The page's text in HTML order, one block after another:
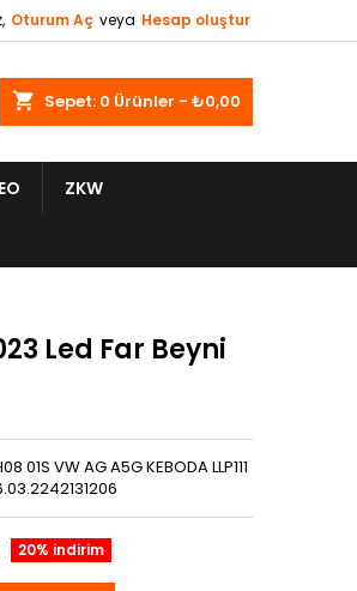
Oturum Aç veya Hesap oluştur
shopping_cart Sepet: 0 Ürünler - ₺0,00
ZKW
Led Far Beyni
01S VW AG A5G KEBODA LLP111
20% indirim